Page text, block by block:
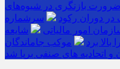
ضرورت بازنگری در شیوه‌های
در دوران رکود
سرشماره «MALIAT»
امور مالیاتی
شایعه
برد
موکب جاماندگان
و اتحادیه های صنفی برپا شد